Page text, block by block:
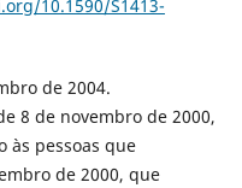
10.1590/S1413-
de 2004.
8 de novembro de 2000,
às pessoas que
de 2000, que